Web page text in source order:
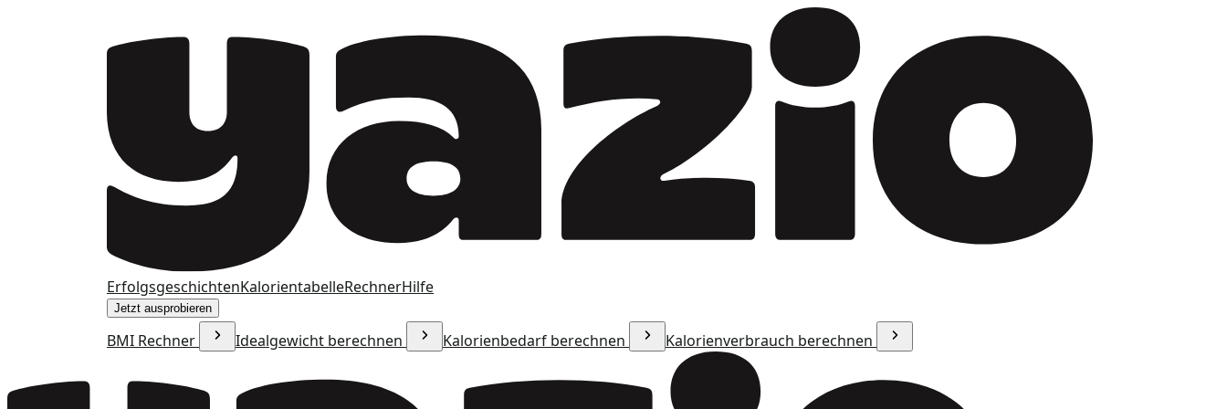
ErfolgsgeschichtenKalorientabelleRechnerHilfe
Jetzt ausprobieren
BMI Rechner Idealgewicht berechnen Kalorienbedarf berechnen Kalorienverbrauch berechnen